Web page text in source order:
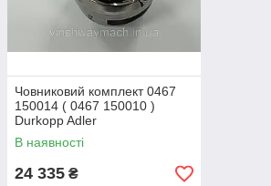
Човниковий комплект 0467
150014 ( 0467 150010 )
Durkopp Adler
В наявності
24 335 ₴